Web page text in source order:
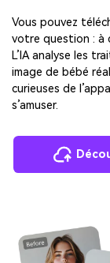
Vous pouvez
votre question : à
L’IA analyse les
image de bébé
curieuses de
s’amuser.